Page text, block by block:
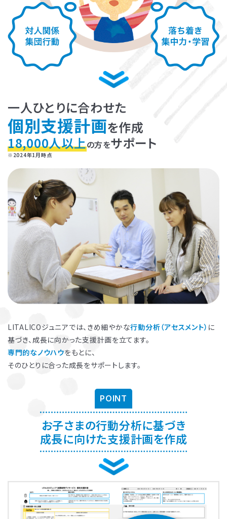
一人ひとりに合わせた
個別支援計画を作成
18,000人以上の方をサポート
※2024年1月時点
LITALICOジュニアでは、きめ細やかな行動分析（アセスメント） に
基づき、成長に向かった支援計画を立てます。
専門的なノウハウをもとに、
そのひとりに合った成長をサポートします。
POINT
お子さまの行動分析に基づき
成長に向けた支援計画を作成
お子さまのやる気を引き出し、
保護者さまのストレス軽減に役立つ
よくある質問
ペアレントトレーニングを受講するとどんな効果がありますか？
り、怒る回数が減る、ということが研究を通して実証されています。
た、これまで1500名以上の方が受講され、「毎日のようにあった癇癪
が減った」「今まで何回言ってもやってくれなかった宿題をやるように
なった」など、多くの方にご好評をいただいています。
プログラムを聞くだけですか？
プログラムは、講座を聞くだけでなく、テキストに書き込んでいただい
たり、保護者さまと講師とで対話したりしながら進めます。
受講時に学んだ内容を自宅に帰ってお子さまに実践していただき、そ
の結果を後日報告いただき振り返りしていきます。
お子さまにあった関わりを習慣的に実践していただけるように、座学
と実践の繰り返しで講師がサポートしていきます。